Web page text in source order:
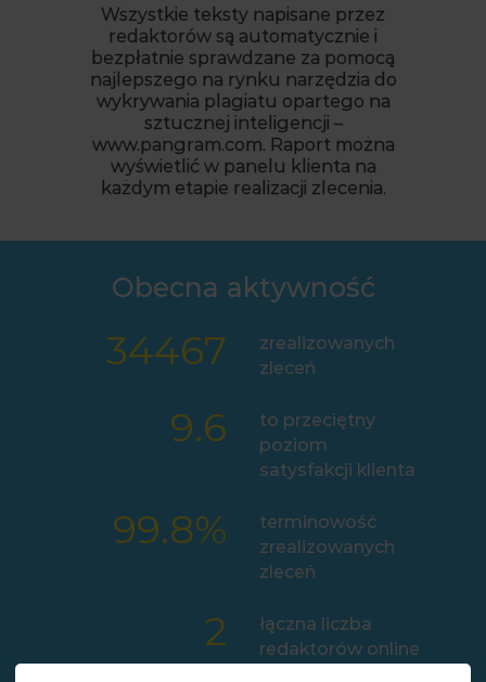
Wszystkie teksty napisane przez
redaktorów są automatycznie i
bezpłatnie sprawdzane za pomocą
najlepszego na rynku narzędzia do
wykrywania plagiatu opartego na
sztucznej inteligencji –
www.pangram.com. Raport można
wyświetlić w panelu klienta na
każdym etapie realizacji zlecenia.
Obecna aktywność
34467
zrealizowanych
zleceń
9.6
to przeciętny
poziom
satysfakcji klienta
99.8%
terminowość
zrealizowanych
zleceń
2
łączna liczba
redaktorów online